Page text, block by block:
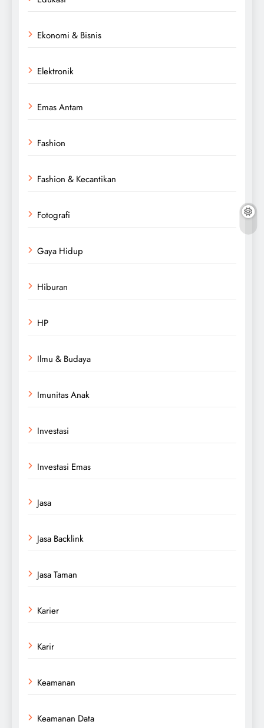
Ekonomi & Bisnis
Elektronik
Emas Antam
Fashion
Fashion & Kecantikan
Fotografi
Gaya Hidup
Hiburan
HP
Ilmu & Budaya
Imunitas Anak
Investasi
Investasi Emas
Jasa
Jasa Backlink
Jasa Taman
Karier
Karir
Keamanan
Keamanan Data